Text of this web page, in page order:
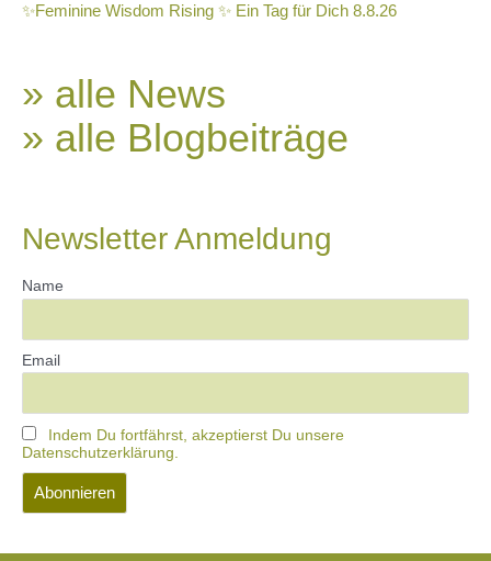
✨Feminine Wisdom Rising ✨ Ein Tag für Dich 8.8.26
» alle News
» alle Blogbeiträge
Newsletter Anmeldung
Name
Email
Indem Du fortfährst, akzeptierst Du unsere
Datenschutzerklärung.